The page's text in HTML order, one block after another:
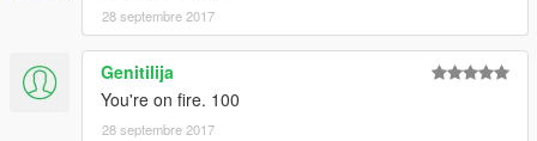
28 septembre 2017
Genitilija
You're on fire. 100
28 septembre 2017